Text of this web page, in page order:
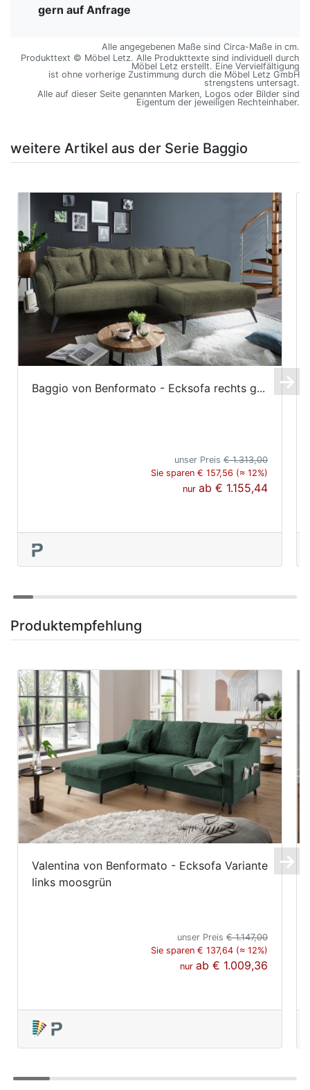
gern auf Anfrage
Alle angegebenen Maße sind Circa-Maße in cm.
Produkttext © Möbel Letz. Alle Produkttexte sind individuell durch
Möbel Letz erstellt. Eine Vervielfältigung
ist ohne vorherige Zustimmung durch die Möbel Letz GmbH
strengstens untersagt.
Alle auf dieser Seite genannten Marken, Logos oder Bilder sind
Eigentum der jeweiligen Rechteinhaber.
weitere Artikel aus der Serie Baggio
Baggio von Benformato - Ecksofa rechts g...
unser Preis€ 1.313,00
Sie sparen € 157,56 (≈ 12%)
nurab€ 1.155,44
Produktempfehlung
Valentina von Benformato - Ecksofa Variante
links moosgrün
unser Preis€ 1.147,00
Sie sparen € 137,64 (≈ 12%)
nurab€ 1.009,36